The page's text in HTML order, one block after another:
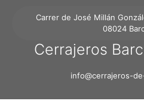
Carrer de José Millán
08024
Cerrajeros
info@cerrajeros-